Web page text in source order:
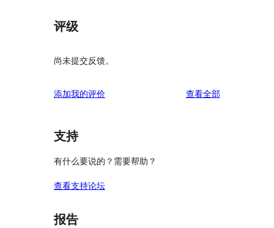
评级
尚未提交反馈。
添加我的评价 查看全部评
支持
有什么要说的？需要帮助？
查看支持论坛
报告